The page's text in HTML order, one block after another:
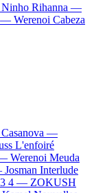
Rihanna —
Werenoi Cabeza
Casanova —
L'enfoiré
Werenoi Meuda
Josman Interlude
3 4 — ZOKUSH